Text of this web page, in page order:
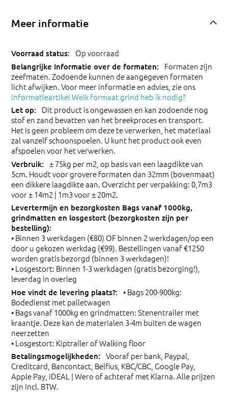
Meer informatie
Op voorraad
Formaten zijn
zeefmaten. Zodoende kunnen de aangegeven formaten
licht afwijken. Voor meer informatie en advies, zie ons
informatieartikel Welk formaat grind heb ik nodig?
Dit product is ongewassen en kan zodoende nog
stof en zand bevatten van het breekproces en transport.
Het is geen probleem om deze te verwerken, het materiaal
zal vanzelf schoonspoelen. U kunt het product ook even
afspoelen voor het verwerken.
± 75kg per m2, op basis van een laagdikte van
5cm. Houdt voor grovere formaten dan 32mm (bovenmaat)
een dikkere laagdikte aan. Overzicht per verpakking: 0,7m3
voor ± 14m2 | 1m3 voor ± 20m2.
• Binnen 3 werkdagen (€80) OF binnen 2 werkdagen/op een
door u gekozen werkdag (€99). Bestellingen vanaf €1250
worden gratis bezorgd (binnen 3 werkdagen)!
• Losgestort: Binnen 1-3 werkdagen (gratis bezorging!),
leverdag in overleg
• Bags 200-900kg:
Bodedienst met palletwagen
• Bags vanaf 1000kg en grindmatten: Stenentrailer met
kraantje. Deze kan de materialen 3-4m buiten de wagen
neerzetten
• Losgestort: Kiptrailer of Walking floor
Vooraf per bank, Paypal,
Creditcard, Bancontact, Belfius, KBC/CBC, Google Pay,
Apple Pay, iDEAL | Wero of achteraf met Klarna. Alle prijzen
zijn incl. BTW.